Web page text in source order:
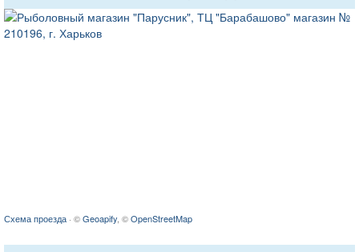
Схема проезда · ©Geoapify, ©OpenStreetMap